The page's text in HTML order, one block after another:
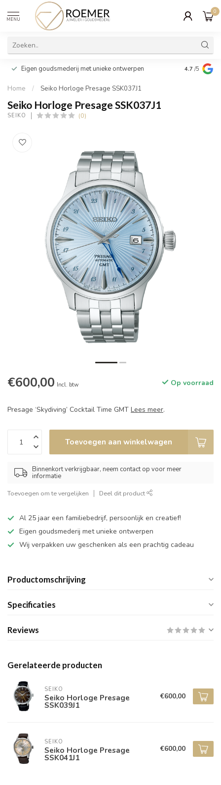
MENU
0
Eigen goudsmederij met unieke ontwerpen Wij
cadeau
4.7 /5
Home / Seiko Horloge Presage SSK037J1
Seiko Horloge Presage SSK037J1
SEIKO (0)
€600,00 Incl. btw Op voorraad
Presage ‘Skydiving’ Cocktail Time GMT Lees meer.
Toevoegen aan winkelwagen
Binnenkort verkrijgbaar, neem contact op voor meer
informatie
Toevoegen om te vergelijken Deel dit product
Al 25 jaar een familiebedrijf, persoonlijk en creatief!
Eigen goudsmederij met unieke ontwerpen
Wij verpakken uw geschenken als een prachtig cadeau
Productomschrijving
Specificaties
Reviews
Gerelateerde producten
SEIKO
Seiko Horloge Presage
SSK039J1
€600,00
SEIKO
Seiko Horloge Presage
SSK041J1
€600,00